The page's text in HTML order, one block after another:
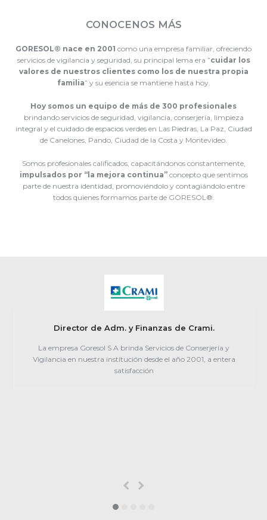
CONOCENOS MÁS
GORESOL® nace en 2001 como una empresa familiar, ofreciendo
servicios de vigilancia y seguridad, su principal lema era ”cuidar los
valores de nuestros clientes como los de nuestra propia
familia” y su esencia se mantiene hasta hoy.
Hoy somos un equipo de más de 300 profesionales
brindando servicios de seguridad, vigilancia, conserjería, limpieza
integral y el cuidado de espacios verdes en Las Piedras, La Paz, Ciudad
de Canelones, Pando, Ciudad de la Costa y Montevideo.
Somos profesionales calificados, capacitándonos constantemente,
impulsados por “la mejora continua” concepto que sentimos
parte de nuestra identidad, promoviéndolo y contagiándolo entre
todos quienes formamos parte de GORESOL®.
Director de Adm. y Finanzas de Crami.
La empresa Goresol S A brinda Servicios de Conserjería y
Vigilancia en nuestra institución desde el año 2001, a entera
satisfacción
Previous
Next